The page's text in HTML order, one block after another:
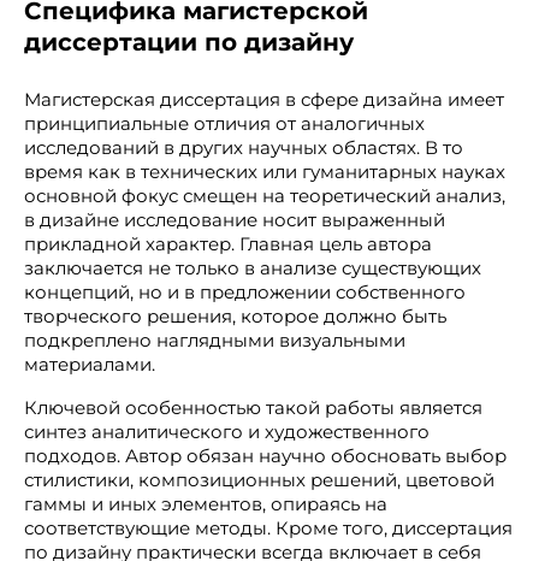
Специфика магистерской
диссертации по дизайну
Магистерская диссертация в сфере дизайна имеет
принципиальные отличия от аналогичных
исследований в других научных областях. В то
время как в технических или гуманитарных науках
основной фокус смещен на теоретический анализ,
в дизайне исследование носит выраженный
прикладной характер. Главная цель автора
заключается не только в анализе существующих
концепций, но и в предложении собственного
творческого решения, которое должно быть
подкреплено наглядными визуальными
материалами.
Ключевой особенностью такой работы является
синтез аналитического и художественного
подходов. Автор обязан научно обосновать выбор
стилистики, композиционных решений, цветовой
гаммы и иных элементов, опираясь на
соответствующие методы. Кроме того, диссертация
по дизайну практически всегда включает в себя